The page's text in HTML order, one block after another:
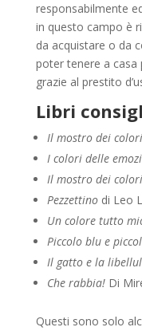
responsabilmente
in questo campo è
da acquistare o da
poter tenere a casa
grazie al prestito
Libri
Il mostro dei colori
I colori delle
Il mostro dei
Pezzettinodi Leo
Un colore tutto
Piccolo blu e
Il gatto e la
Che rabbia!Di
Questi sono solo